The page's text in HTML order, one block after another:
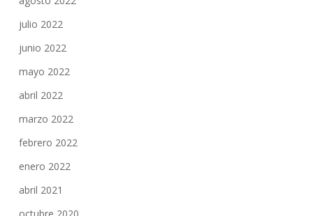
julio 2022
junio 2022
mayo 2022
abril 2022
marzo 2022
febrero 2022
enero 2022
abril 2021